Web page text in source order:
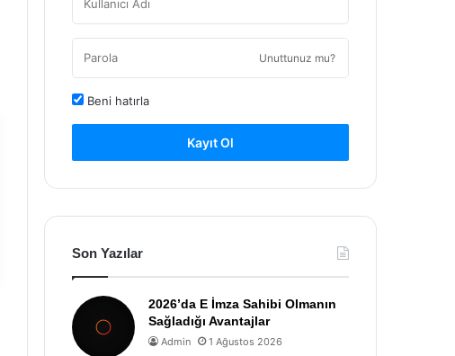
Unuttunuz mu?
Beni hatırla
Kayıt Ol
Son Yazılar
2026’da E İmza Sahibi Olmanın
Sağladığı Avantajlar
Admin 1 Ağustos 2026